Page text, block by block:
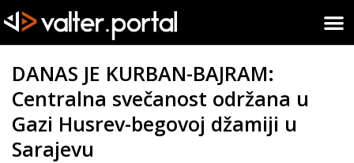
DANAS JE KURBAN-BAJRAM:
Centralna svečanost održana u
Gazi Husrev-begovoj džamiji u
Sarajevu